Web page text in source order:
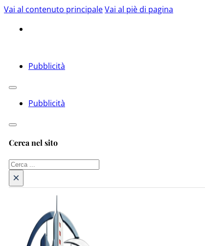
Vai al contenuto principaleVai al piè di pagina
Pubblicità
Pubblicità
Cerca nel sito
Cerca
×